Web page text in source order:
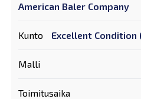
American Baler Company
Kunto Excellent Condition
Malli
Toimitusaika